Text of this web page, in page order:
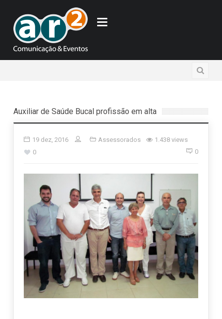
Auxiliar de Saúde Bucal profissão em alta
19 dez, 2016 Assessorados
1.438 views
0
0